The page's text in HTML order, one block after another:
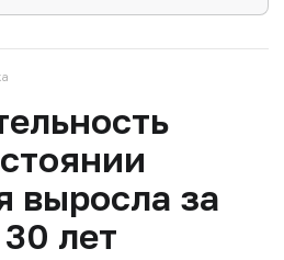
выросла за
лет